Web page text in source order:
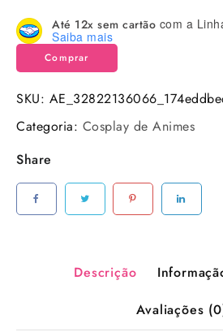
Até 12x sem cartão com a
Saiba mais
Comprar
SKU:
Categoria: Cosplay de Animes
Share
Descrição
Avaliações